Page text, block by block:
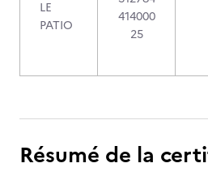
LE
PATIO
414000
25
Résumé de la